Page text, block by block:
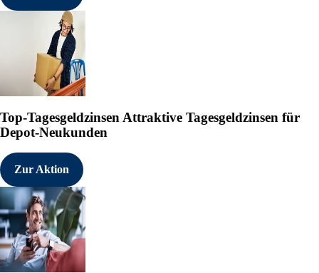
Top-Tagesgeldzinsen Attraktive Tagesgeldzinsen für
Depot-Neukunden
Zur Aktion